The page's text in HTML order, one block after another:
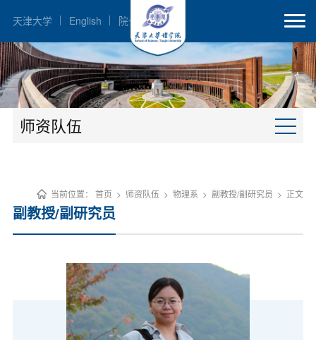
天津大学 English 院长邮箱
师资队伍
当前位置：首页 > 师资队伍 >物理系 >副教授/副研究员 > 正文
副教授/副研究员